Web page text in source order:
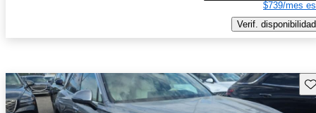
$739/mes
Verif. disponibilidad